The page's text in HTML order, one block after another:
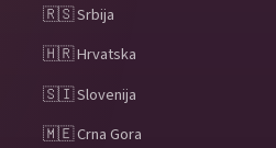
🇷🇸 Srbija
🇭🇷 Hrvatska
🇸🇮 Slovenija
🇲🇪 Crna Gora